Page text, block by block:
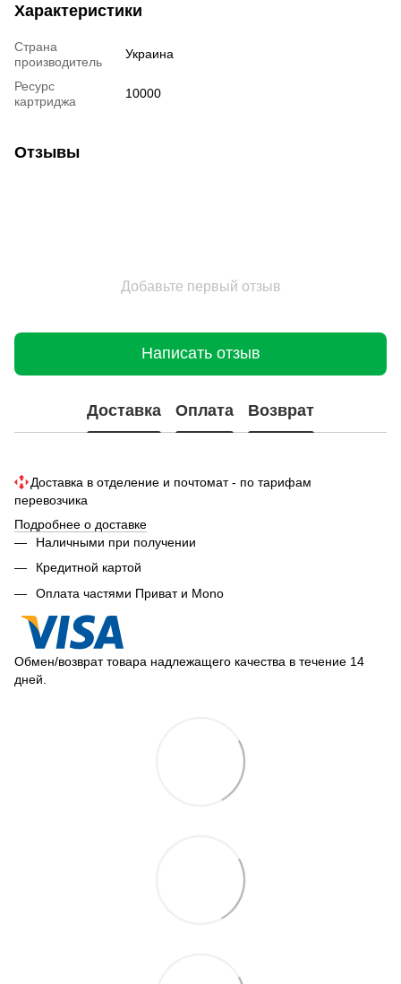
Характеристики
Страна
производитель
Украина
Ресурс
картриджа
10000
Отзывы
Добавьте первый отзыв
Написать отзыв
Доставка Оплата Возврат
Доставка в отделение и почтомат - по тарифам
перевозчика
Подробнее о доставке
Наличными при получении
Кредитной картой
Оплата частями Приват и Mono
Обмен/возврат товара надлежащего качества в течение 14
дней.